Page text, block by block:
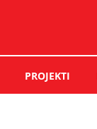
PROJEKTI